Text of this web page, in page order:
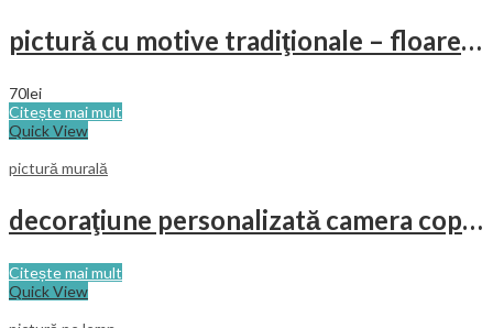
pictură cu motive tradiţionale – floarea soarelui
70lei
Citește mai mult
Quick View
pictură murală
decoraţiune personalizată camera copilului
Citește mai mult
Quick View